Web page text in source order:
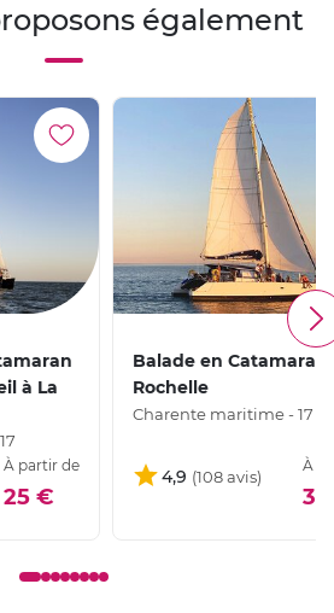
également
à La
À partir de
25 €
Balade en Catamaran
Rochelle
Charente maritime - 17
4,9
À